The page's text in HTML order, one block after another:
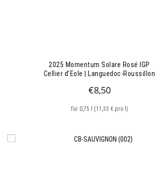
2025 Momentum Solare Rosé IGP
Cellier d’Eole | Languedoc-Roussillon
€8,50
für 0,75 l (11,33 € pro l)